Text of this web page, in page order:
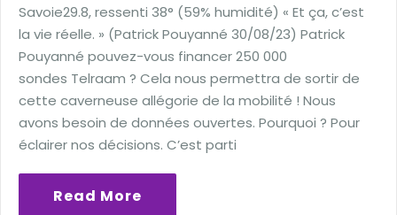
Savoie29.8, ressenti 38° (59% humidité) « Et ça, c’est
la vie réelle. » (Patrick Pouyanné 30/08/23) Patrick
Pouyanné pouvez-vous financer 250 000
sondes Telraam ? Cela nous permettra de sortir de
cette caverneuse allégorie de la mobilité ! Nous
avons besoin de données ouvertes. Pourquoi ? Pour
éclairer nos décisions. C’est parti
Read More